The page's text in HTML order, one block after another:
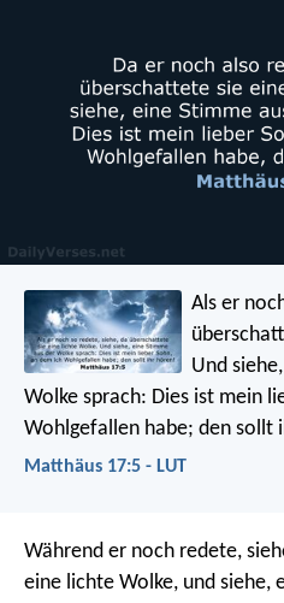
Als er
Und
Wolke sprach: Dies ist mein
Wohlgefallen habe; den sollt
Matthäus 17:5 - LUT
Während er noch redete,
eine lichte Wolke, und siehe,